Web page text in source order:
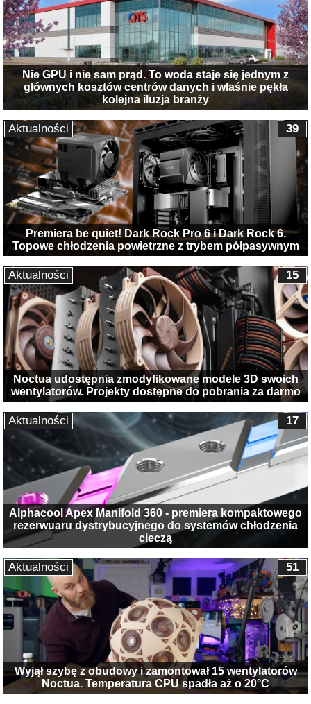
Nie GPU i nie sam prąd. To woda staje się jednym z
głównych kosztów centrów danych i właśnie pękła
kolejna iluzja branży
Premiera be quiet! Dark Rock Pro 6 i Dark Rock 6.
Topowe chłodzenia powietrzne z trybem półpasywnym
39
Aktualności
Noctua udostępnia zmodyfikowane modele 3D swoich
wentylatorów. Projekty dostępne do pobrania za darmo
15
Aktualności
Alphacool Apex Manifold 360 - premiera kompaktowego
rezerwuaru dystrybucyjnego do systemów chłodzenia
cieczą
17
Aktualności
Wyjął szybę z obudowy i zamontował 15 wentylatorów
Noctua. Temperatura CPU spadła aż o 20°C
51
Aktualności